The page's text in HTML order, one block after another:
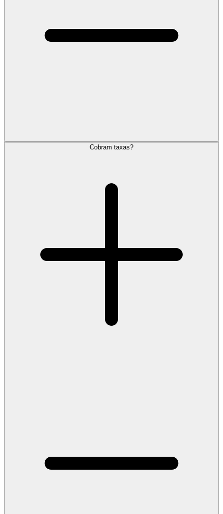
Cobram taxas?